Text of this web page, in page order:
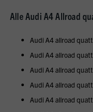
Alle Audi A4 Allroad
Audi A4 allroad
Audi A4 allroad
Audi A4 allroad
Audi A4 allroad
Audi A4 allroad